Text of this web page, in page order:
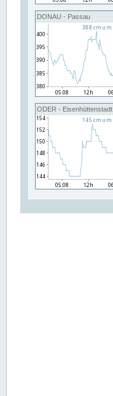
DONAU - Passau
ODER - Eisenhüttenstadt